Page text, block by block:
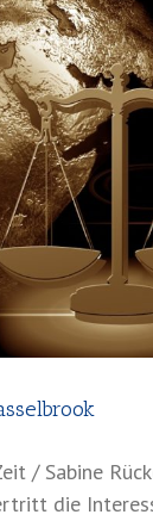
/ Sabine
die